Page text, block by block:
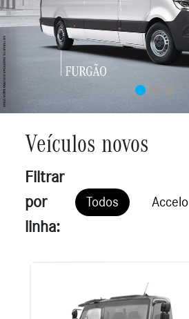
Veículos novos
Filtrar
por
linha:
Todos Accelo